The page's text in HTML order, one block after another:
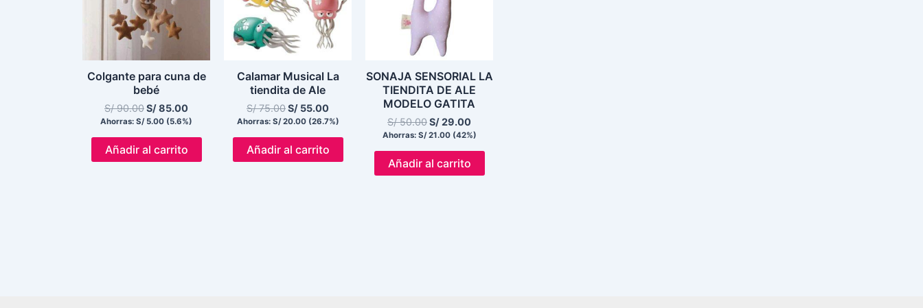
Colgante para cuna de
bebé
S/90.00S/85.00
Ahorras: S/5.00 (5.6%)
Añadir al carrito
Calamar Musical La
tiendita de Ale
S/75.00S/ 55.00
Ahorras: S/20.00 (26.7%)
Añadir al carrito
SONAJA SENSORIAL LA
TIENDITA DE ALE
MODELO GATITA
S/50.00S/29.00
Ahorras: S/21.00 (42%)
Añadir al carrito